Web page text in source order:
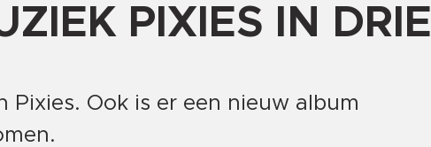
PIXIES IN DRIE
Pixies. Ook is er een nieuw album